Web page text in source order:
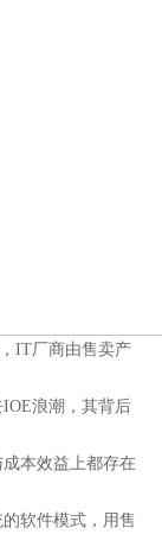
IT厂商由售卖产
潮，其背后
益上都存在
模式，用售